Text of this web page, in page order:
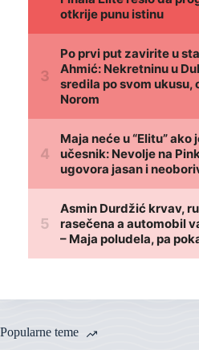
Popularne teme